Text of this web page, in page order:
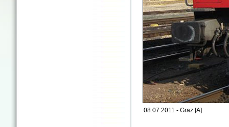
08.07.2011 - Graz [A]